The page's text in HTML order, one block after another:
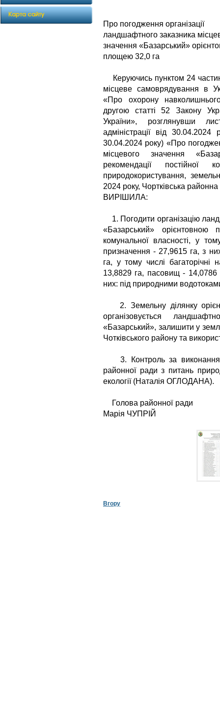
Про погодження організації
ландшафтного заказника
значення «Базарський»
площею 32,0 га
Керуючись пунктом 24
місцеве самоврядування в
«Про охорону
другою статті 52 Закону
України», розглянувши
адміністрації від
30.04.2024 року) «Про
місцевого значення
рекомендації
природокористування,
2024 року, Чортківська
ВИРІШИЛА:
1. Погодити організацію
«Базарський»
комунальної власності, у
призначення - 27,9615 га, з
га, у тому числі
13,8829 га, пасовищ -
них: під природними
2. Земельну ділянку
організовується
«Базарський», залишити у
Чотківського району та
3. Контроль за
районної ради з питань
екології (Наталія ОГЛОДАНА).
Голова
Марія ЧУПРІЙ
Вгору